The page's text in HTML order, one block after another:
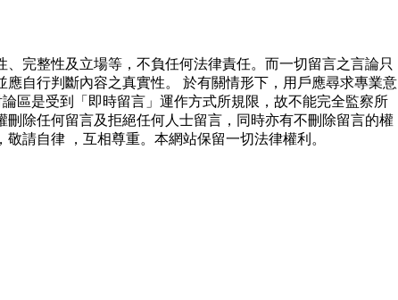
完整性及立場等，不負任何法律責任。而一切留言之言論只
自行判斷內容之真實性。 於有關情形下，用戶應尋求專業意
區是受到「即時留言」運作方式所規限，故不能完全監察所
除任何留言及拒絕任何人士留言，同時亦有不刪除留言的權
請自律 ，互相尊重。本網站保留一切法律權利。